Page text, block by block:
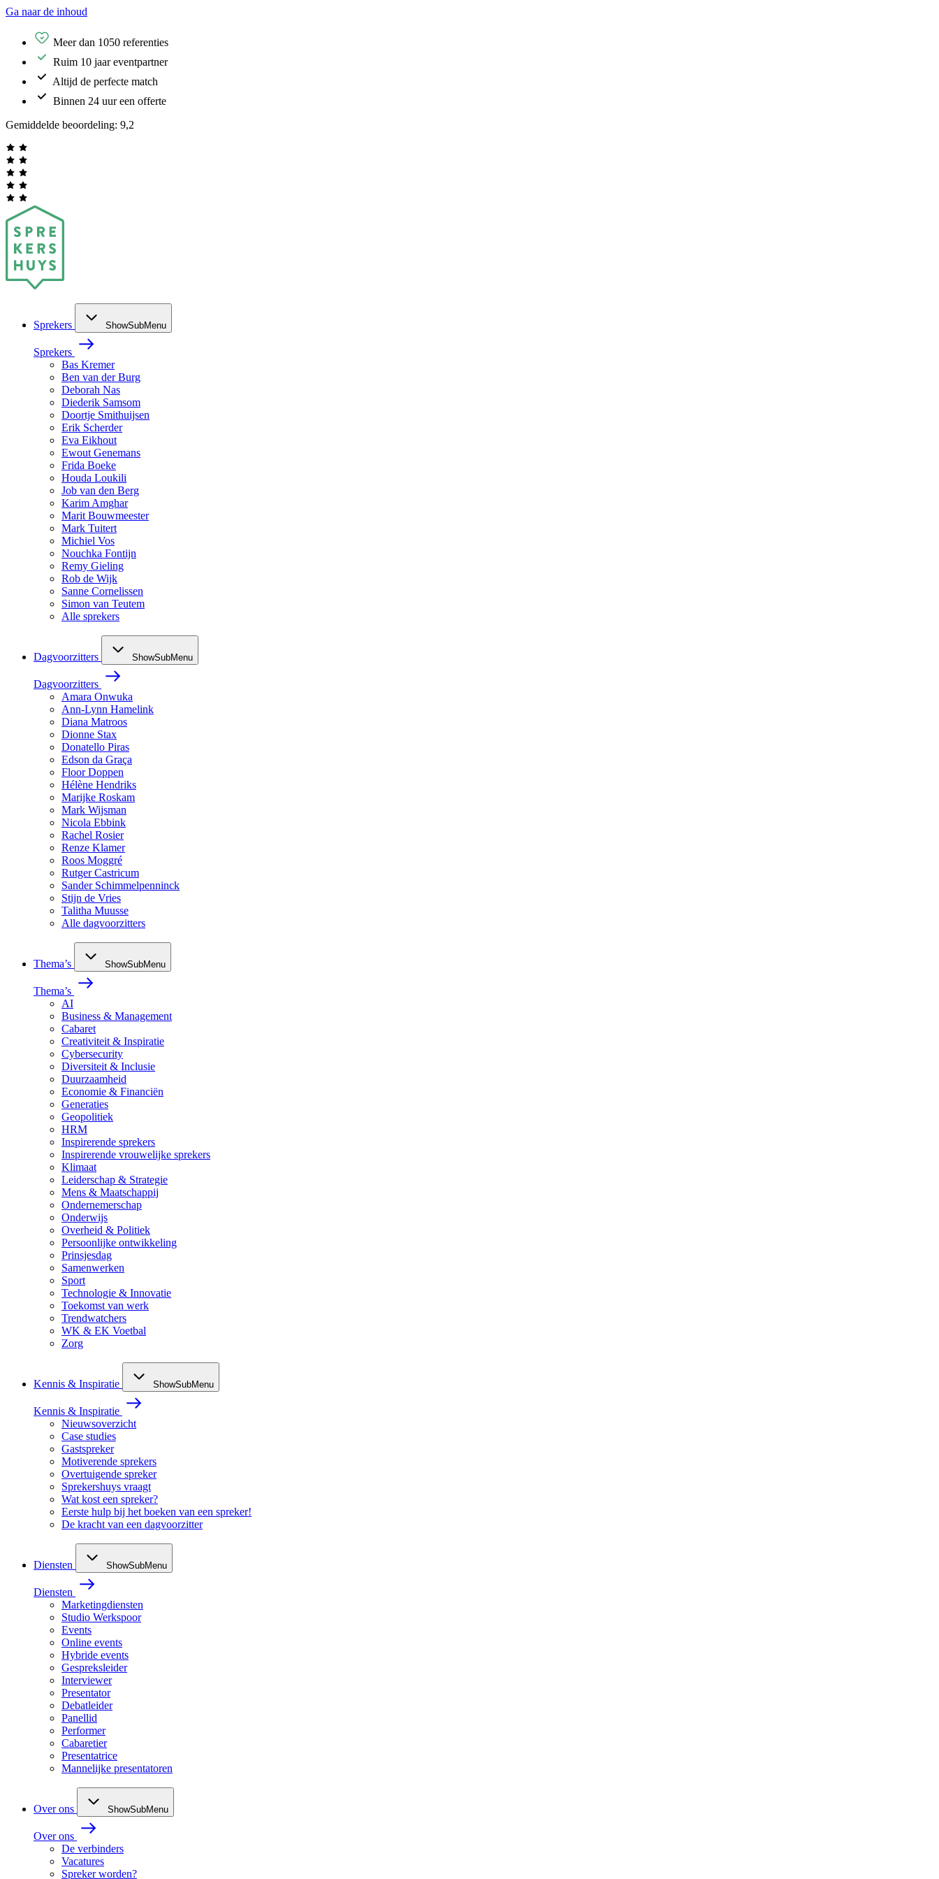
Ga naar de inhoud
Meer dan 1050 referenties
Ruim 10 jaar eventpartner
Altijd de perfecte match
Binnen 24 uur een offerte
Gemiddelde beoordeling: 9,2
Sprekers ShowSubMenu
Sprekers
Bas Kremer
Ben van der Burg
Deborah Nas
Diederik Samsom
Doortje Smithuijsen
Erik Scherder
Eva Eikhout
Ewout Genemans
Frida Boeke
Houda Loukili
Job van den Berg
Karim Amghar
Marit Bouwmeester
Mark Tuitert
Michiel Vos
Nouchka Fontijn
Remy Gieling
Rob de Wijk
Sanne Cornelissen
Simon van Teutem
Alle sprekers
Dagvoorzitters ShowSubMenu
Dagvoorzitters
Amara Onwuka
Ann-Lynn Hamelink
Diana Matroos
Dionne Stax
Donatello Piras
Edson da Graça
Floor Doppen
Hélène Hendriks
Marijke Roskam
Mark Wijsman
Nicola Ebbink
Rachel Rosier
Renze Klamer
Roos Moggré
Rutger Castricum
Sander Schimmelpenninck
Stijn de Vries
Talitha Muusse
Alle dagvoorzitters
Thema’s ShowSubMenu
Thema’s
AI
Business & Management
Cabaret
Creativiteit & Inspiratie
Cybersecurity
Diversiteit & Inclusie
Duurzaamheid
Economie & Financiën
Generaties
Geopolitiek
HRM
Inspirerende sprekers
Inspirerende vrouwelijke sprekers
Klimaat
Leiderschap & Strategie
Mens & Maatschappij
Ondernemerschap
Onderwijs
Overheid & Politiek
Persoonlijke ontwikkeling
Prinsjesdag
Samenwerken
Sport
Technologie & Innovatie
Toekomst van werk
Trendwatchers
WK & EK Voetbal
Zorg
Kennis & Inspiratie ShowSubMenu
Kennis & Inspiratie
Nieuwsoverzicht
Case studies
Gastspreker
Motiverende sprekers
Overtuigende spreker
Sprekershuys vraagt
Wat kost een spreker?
Eerste hulp bij het boeken van een spreker!
De kracht van een dagvoorzitter
Diensten ShowSubMenu
Diensten
Marketingdiensten
Studio Werkspoor
Events
Online events
Hybride events
Gespreksleider
Interviewer
Presentator
Debatleider
Panellid
Performer
Cabaretier
Presentatrice
Mannelijke presentatoren
Over ons ShowSubMenu
Over ons
De verbinders
Vacatures
Spreker worden?